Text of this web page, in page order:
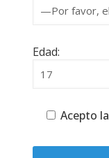
Edad:
Acepto la